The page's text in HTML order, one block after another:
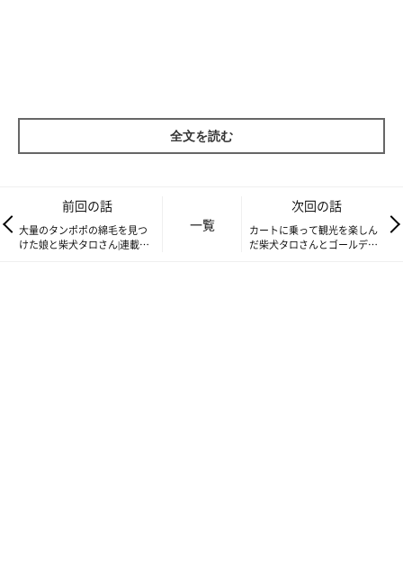
全文を読む
前回の話
大量のタンポポの綿毛を見つ
けた娘と柴犬タロさん|連載
一覧
次回の話
カートに乗って観光を楽しん
だ柴犬タロさんとゴールデン